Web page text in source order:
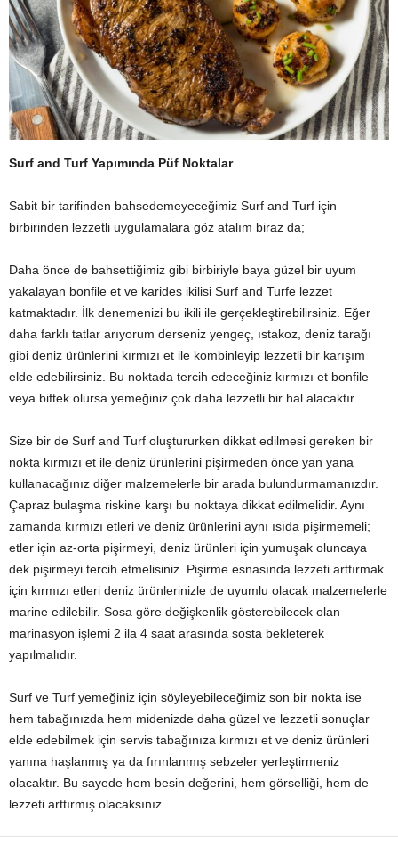
Surf and Turf Yapımında Püf Noktalar
Sabit bir tarifinden bahsedemeyeceğimiz Surf and Turf için
birbirinden lezzetli uygulamalara göz atalım biraz da;
Daha önce de bahsettiğimiz gibi birbiriyle baya güzel bir uyum
yakalayan bonfile et ve karides ikilisi Surf and Turfe lezzet
katmaktadır. İlk denemenizi bu ikili ile gerçekleştirebilirsiniz. Eğer
daha farklı tatlar arıyorum derseniz yengeç, ıstakoz, deniz tarağı
gibi deniz ürünlerini kırmızı et ile kombinleyip lezzetli bir karışım
elde edebilirsiniz. Bu noktada tercih edeceğiniz kırmızı et bonfile
veya biftek olursa yemeğiniz çok daha lezzetli bir hal alacaktır.
Size bir de Surf and Turf oluştururken dikkat edilmesi gereken bir
nokta kırmızı et ile deniz ürünlerini pişirmeden önce yan yana
kullanacağınız diğer malzemelerle bir arada bulundurmamanızdır.
Çapraz bulaşma riskine karşı bu noktaya dikkat edilmelidir. Aynı
zamanda kırmızı etleri ve deniz ürünlerini aynı ısıda pişirmemeli;
etler için az-orta pişirmeyi, deniz ürünleri için yumuşak oluncaya
dek pişirmeyi tercih etmelisiniz. Pişirme esnasında lezzeti arttırmak
için kırmızı etleri deniz ürünlerinizle de uyumlu olacak malzemelerle
marine edilebilir. Sosa göre değişkenlik gösterebilecek olan
marinasyon işlemi 2 ila 4 saat arasında sosta bekleterek
yapılmalıdır.
Surf ve Turf yemeğiniz için söyleyebileceğimiz son bir nokta ise
hem tabağınızda hem midenizde daha güzel ve lezzetli sonuçlar
elde edebilmek için servis tabağınıza kırmızı et ve deniz ürünleri
yanına haşlanmış ya da fırınlanmış sebzeler yerleştirmeniz
olacaktır. Bu sayede hem besin değerini, hem görselliği, hem de
lezzeti arttırmış olacaksınız.